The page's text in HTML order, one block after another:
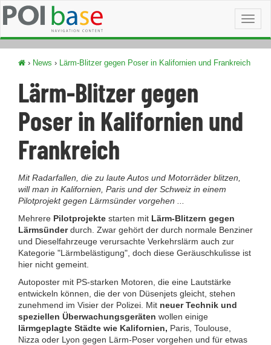
› News › Lärm-Blitzer gegen Poser in Kalifornien und Frankreich
Lärm-Blitzer gegen
Poser in Kalifornien und
Frankreich
Mit Radarfallen, die zu laute Autos und Motorräder blitzen,
will man in Kalifornien, Paris und der Schweiz in einem
Pilotprojekt gegen Lärmsünder vorgehen ...
Mehrere Pilotprojekte starten mit Lärm-Blitzern gegen
Lärmsünderdurch. Zwar gehört der durch normale Benziner
und Dieselfahrzeuge verursachte Verkehrslärm auch zur
Kategorie "Lärmbelästigung", doch diese Geräuschkulisse ist
hier nicht gemeint.
Autoposter mit PS-starken Motoren, die eine Lautstärke
entwickeln können, die der von Düsenjets gleicht, stehen
zunehmend im Visier der Polizei. Mit neuer Technik und
speziellen Überwachungsgeräten wollen einige
lärmgeplagte Städte wie Kalifornien, Paris, Toulouse,
Nizza oder Lyon gegen Lärm-Poser vorgehen und für etwas